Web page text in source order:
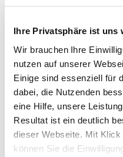
Ihre Privatsphäre ist uns
Wir brauchen Ihre
nutzen auf unserer
Einige sind essenziell für
dabei, die Nutzenden
eine Hilfe, unsere
Resultat ist ein deutlich
dieser Webseite. Mit
können Sie die